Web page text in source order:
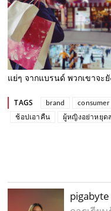
แย่ๆ จากแบรนด์ พวกเขาจะ
TAGS brand consumer
ช้อปเอาคืน
ผู้หญิงอย่าหยุด
pigabyte